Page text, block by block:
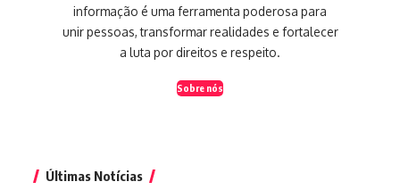
informação é uma ferramenta poderosa para
unir pessoas, transformar realidades e fortalecer
a luta por direitos e respeito.
Sobre nós
Últimas Notícias